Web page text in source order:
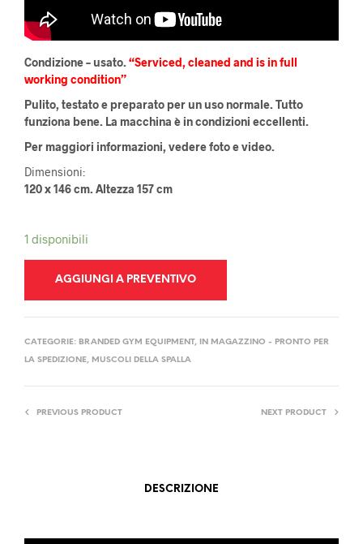
Condizione – usato.“Serviced, cleaned and is in full
working condition”
Pulito, testato e preparato per un uso normale. Tutto
funziona bene. La macchina è in condizioni eccellenti.
Per maggiori informazioni, vedere foto e video.
Dimensioni:
120 x 146 cm.Altezza 157 cm
1 disponibili
AGGIUNGI A PREVENTIVO
CATEGORIE: BRANDED GYM EQUIPMENT, IN MAGAZZINO - PRONTO PER
LA SPEDIZIONE, MUSCOLI DELLA SPALLA
PREVIOUS PRODUCT NEXT PRODUCT
DESCRIZIONE